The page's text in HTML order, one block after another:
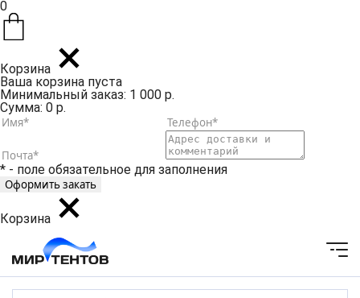
0
Корзина
Ваша корзина пуста
Минимальный заказ: 1 000 р.
Сумма: 0 р.
* - поле обязательное для заполнения
Корзина